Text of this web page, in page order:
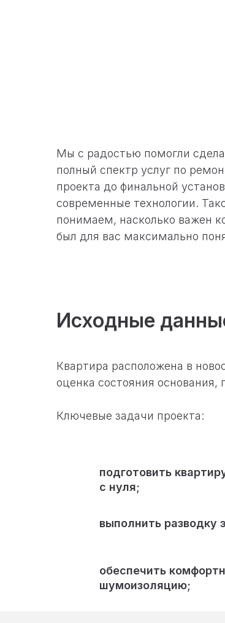
Мы с радостью помогли
полный спектр услуг по
проекта до финальной
современные технологии.
понимаем, насколько важен
был для вас максимально
Исходные
Квартира расположена в
оценка состояния
Ключевые задачи проекта:
подготовить
с нуля;
выполнить разводку
обеспечить
шумоизоляцию;